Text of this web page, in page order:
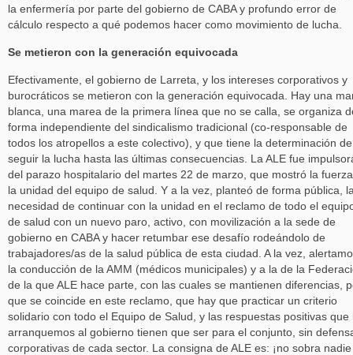
la enfermería por parte del gobierno de CABA y profundo error de
cálculo respecto a qué podemos hacer como movimiento de lucha.
Se metieron con la generación equivocada
Efectivamente, el gobierno de Larreta, y los intereses corporativos y
burocráticos se metieron con la generación equivocada. Hay una
blanca, una marea de la primera línea que no se calla, se organiza
forma independiente del sindicalismo tradicional (co-responsable de
todos los atropellos a este colectivo), y que tiene la determinación de
seguir la lucha hasta las últimas consecuencias. La ALE fue
del parazo hospitalario del martes 22 de marzo, que mostró la
la unidad del equipo de salud. Y a la vez, planteó de forma pública,
necesidad de continuar con la unidad en el reclamo de todo el
de salud con un nuevo paro, activo, con movilización a la sede de
gobierno en CABA y hacer retumbar ese desafío rodeándolo de
trabajadores/as de la salud pública de esta ciudad. A la vez,
la conducción de la AMM (médicos municipales) y a la de la
de la que ALE hace parte, con las cuales se mantienen diferencias,
que se coincide en este reclamo, que hay que practicar un criterio
solidario con todo el Equipo de Salud, y las respuestas positivas que
arranquemos al gobierno tienen que ser para el conjunto, sin
corporativas de cada sector. La consigna de ALE es: ¡no sobra